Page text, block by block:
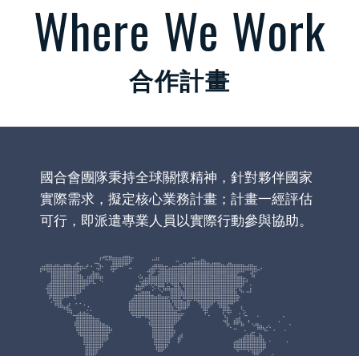
Where We Work
合作計畫
國合會團隊秉持全球關懷精神，針對夥伴國家
實際需求，擬定核心業務計畫；計畫一經評估
可行，即派遣專業人員以實際行動參與協助。